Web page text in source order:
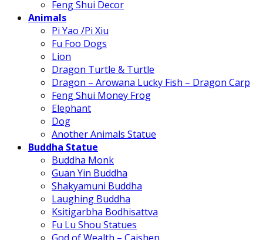
Feng Shui Decor
Animals
Pi Yao /Pi Xiu
Fu Foo Dogs
Lion
Dragon Turtle & Turtle
Dragon – Arowana Lucky Fish – Dragon Carp
Feng Shui Money Frog
Elephant
Dog
Another Animals Statue
Buddha Statue
Buddha Monk
Guan Yin Buddha
Shakyamuni Buddha
Laughing Buddha
Ksitigarbha Bodhisattva
Fu Lu Shou Statues